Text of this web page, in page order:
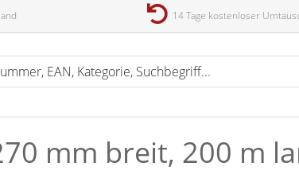
14 Tage kostenloser
mm breit, 200 m